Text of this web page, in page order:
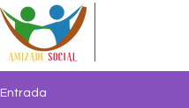
Entrada